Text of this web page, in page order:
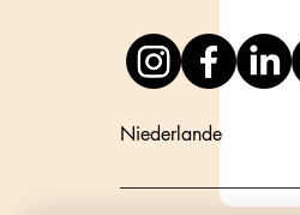
Niederlande